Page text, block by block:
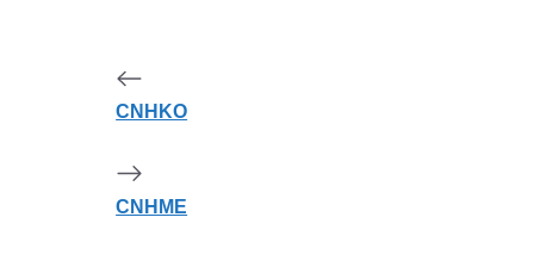
CNHKO
CNHME